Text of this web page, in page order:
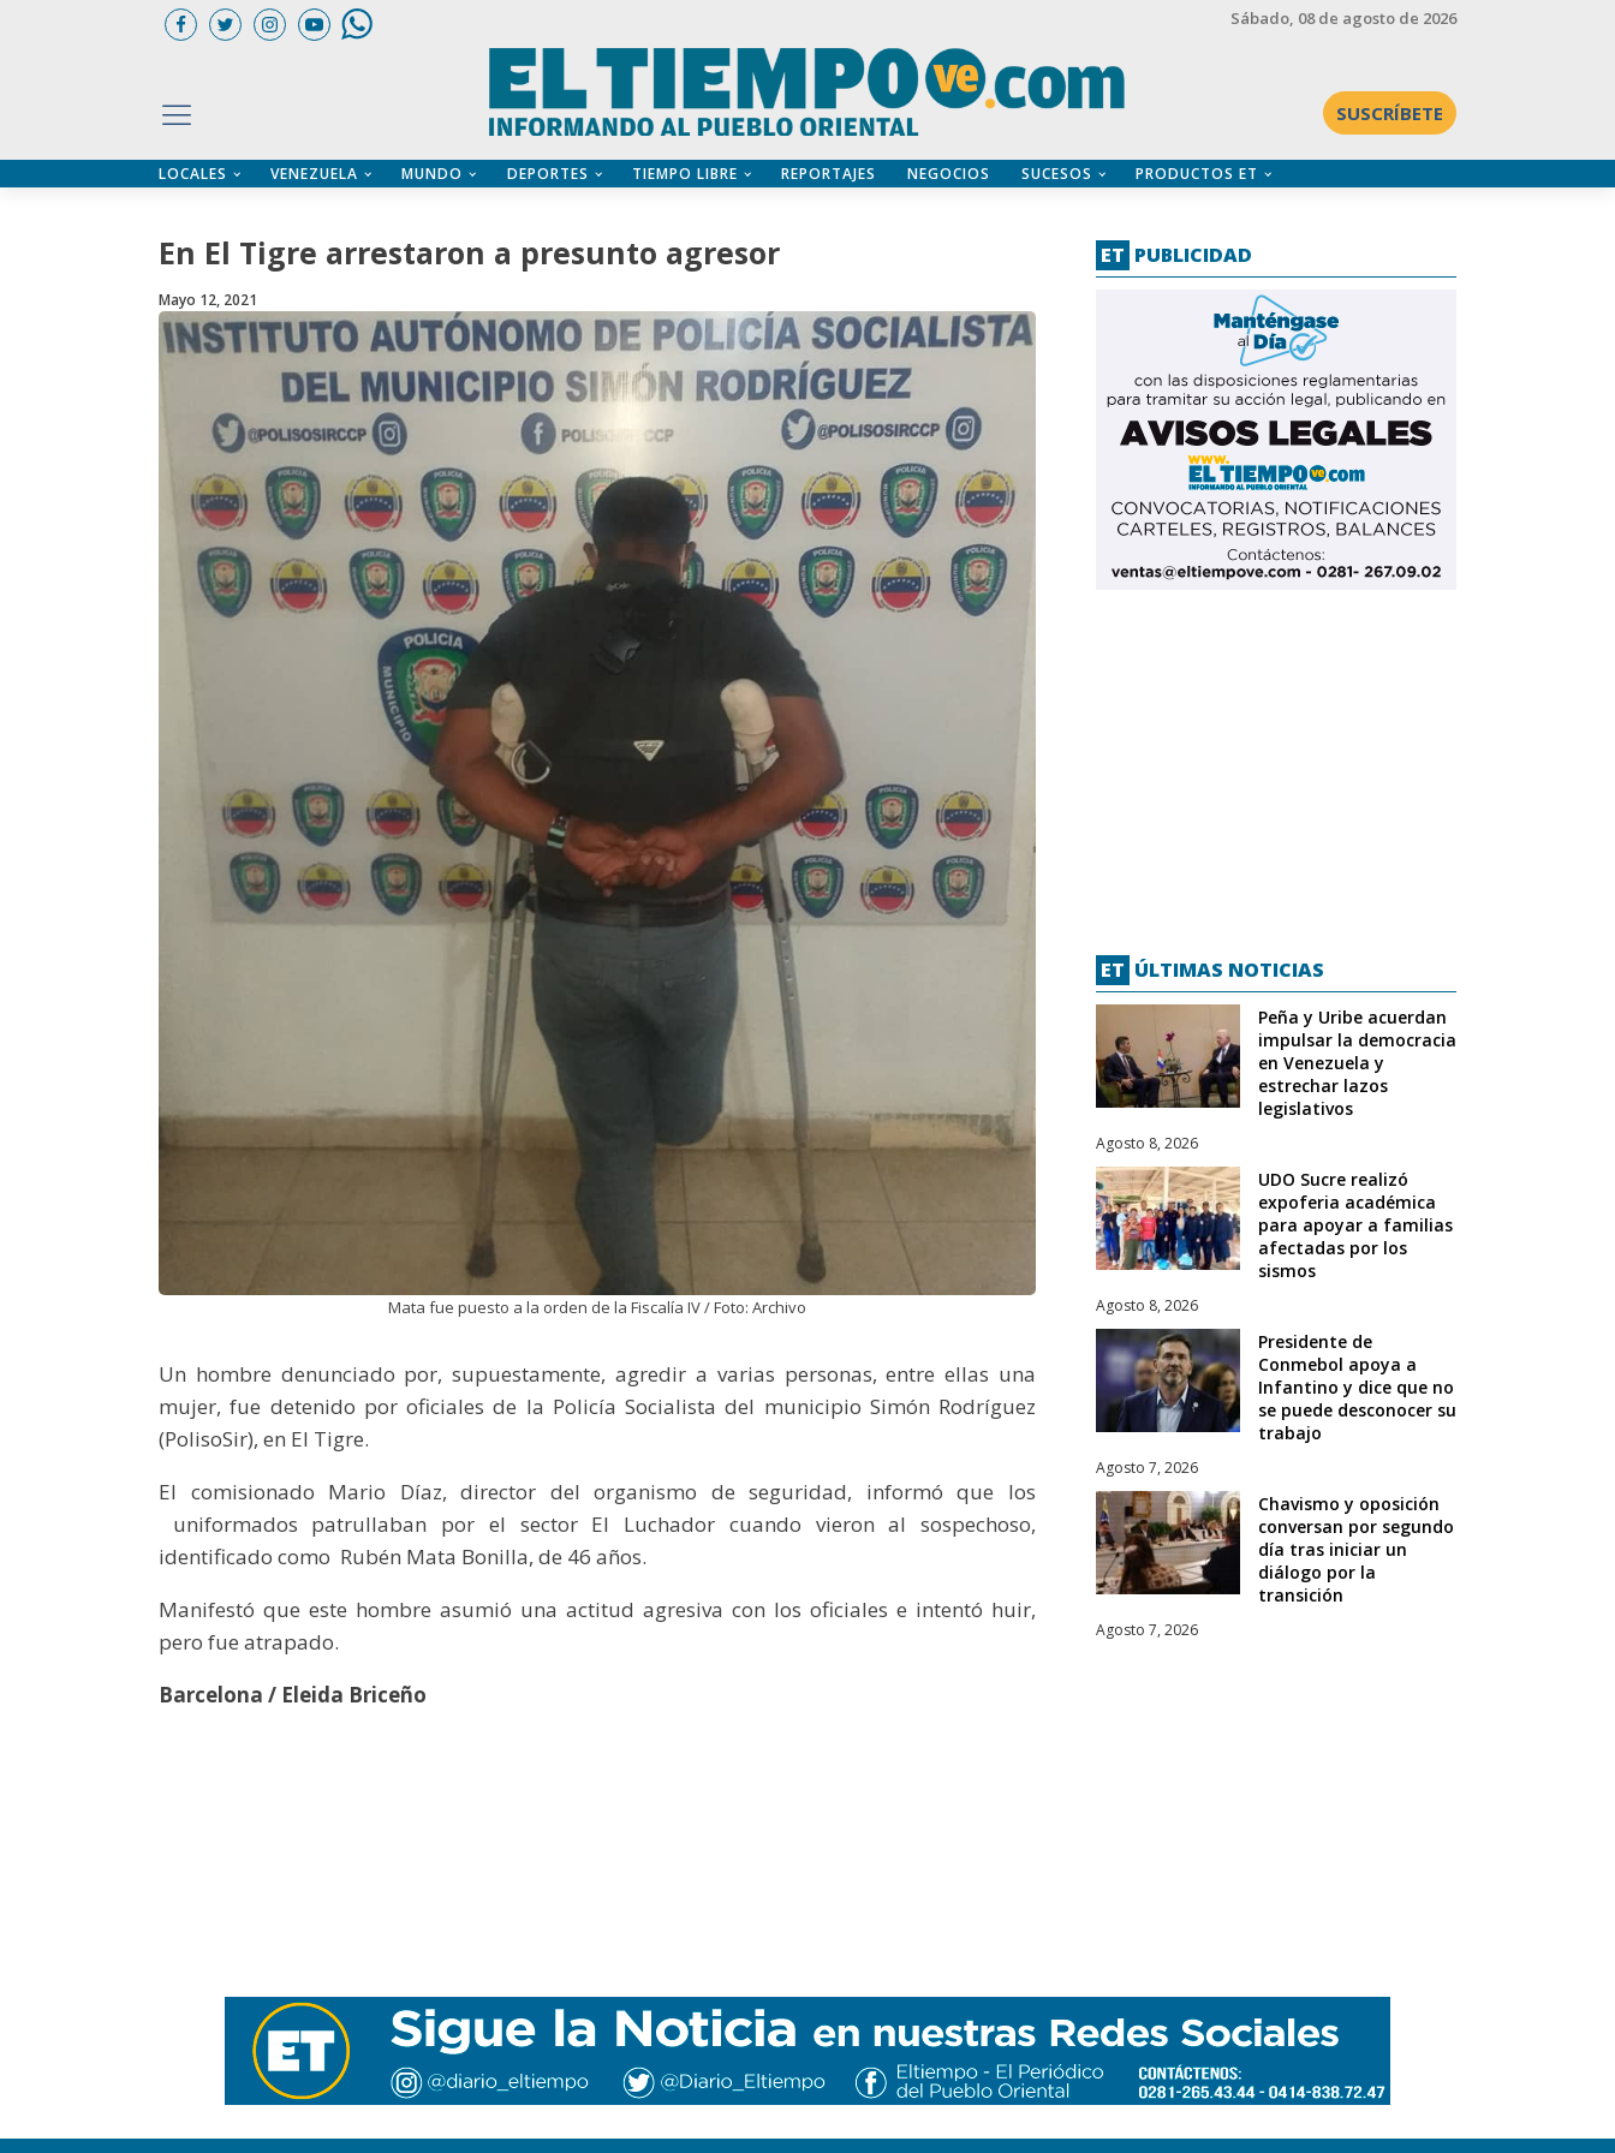
Sábado, 08 de agosto de 2026
SUSCRÍBETE
LOCALES VENEZUELA MUNDO DEPORTES TIEMPO LIBRE REPORTAJES NEGOCIOS SUCESOS PRODUCTOS ET
En El Tigre arrestaron a presunto agresor
Mayo 12, 2021
Mata fue puesto a la orden de la Fiscalía IV / Foto: Archivo
Un hombre denunciado por, supuestamente, agredir a varias personas, entre ellas una
mujer, fue detenido por oficiales de la Policía Socialista del municipio Simón Rodríguez
(PolisoSir), en El Tigre.
El comisionado Mario Díaz, director del organismo de seguridad, informó que los
uniformados patrullaban por el sector El Luchador cuando vieron al sospechoso,
identificado como Rubén Mata Bonilla, de 46 años.
Manifestó que este hombre asumió una actitud agresiva con los oficiales e intentó huir,
pero fue atrapado.
Barcelona / Eleida Briceño
ET PUBLICIDAD
ET ÚLTIMAS NOTICIAS
Peña y Uribe acuerdan
impulsar la democracia
en Venezuela y
estrechar lazos
legislativos
Agosto 8, 2026
UDO Sucre realizó
expoferia académica
para apoyar a familias
afectadas por los
sismos
Agosto 8, 2026
Presidente de
Conmebol apoya a
Infantino y dice que no
se puede desconocer su
trabajo
Agosto 7, 2026
Chavismo y oposición
conversan por segundo
día tras iniciar un
diálogo por la
transición
Agosto 7, 2026